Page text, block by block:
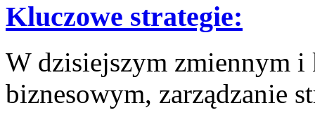
Kluczowe strategie:
W dzisiejszym zmiennym
biznesowym, zarządzanie